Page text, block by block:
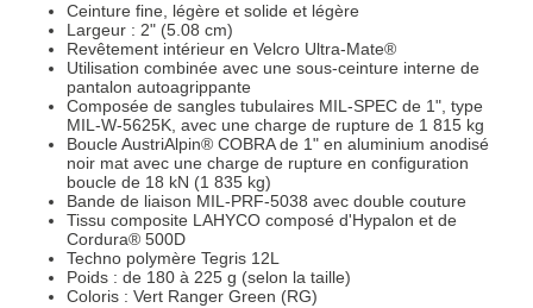
Ceinture fine, légère et solide et légère
Largeur : 2" (5.08 cm)
Revêtement intérieur en Velcro Ultra-Mate®
Utilisation combinée avec une sous-ceinture interne de
pantalon autoagrippante
Composée de sangles tubulaires MIL-SPEC de 1", type
MIL-W-5625K, avec une charge de rupture de 1 815 kg
Boucle AustriAlpin® COBRA de 1" en aluminium anodisé
noir mat avec une charge de rupture en configuration
boucle de 18 kN (1 835 kg)
Bande de liaison MIL-PRF-5038 avec double couture
Tissu composite LAHYCO composé d'Hypalon et de
Cordura® 500D
Techno polymère Tegris 12L
Poids : de 180 à 225 g (selon la taille)
Coloris : Vert Ranger Green (RG)